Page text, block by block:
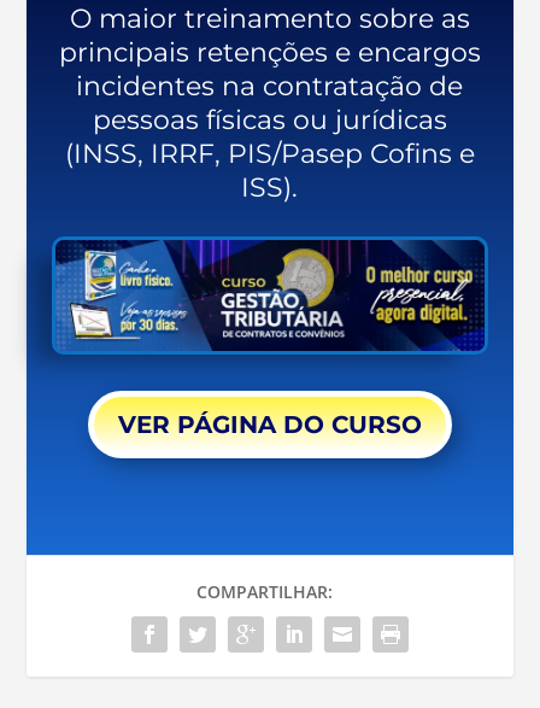
O maior treinamento sobre as
principais retenções e encargos
incidentes na contratação de
pessoas físicas ou jurídicas
(INSS, IRRF, PIS/Pasep Cofins e
ISS).
VER PÁGINA DO CURSO
COMPARTILHAR: